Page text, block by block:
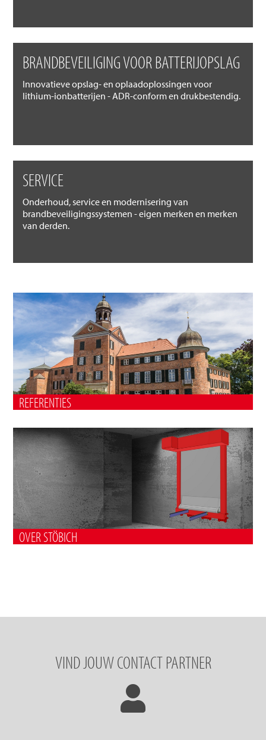
BRANDBEVEILIGING VOOR BATTERIJOPSLAG
Innovatieve opslag- en oplaadoplossingen voor
lithium-ionbatterijen - ADR-conform en drukbestendig.
SERVICE
Onderhoud, service en modernisering van
brandbeveiligingssystemen - eigen merken en merken
van derden.
REFERENTIES
OVER STÖBICH
VIND JOUW CONTACT PARTNER